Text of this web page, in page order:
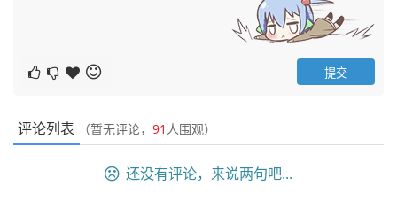
评论列表 （暂无评论， 91 人围观）
还没有评论，来说两句吧...